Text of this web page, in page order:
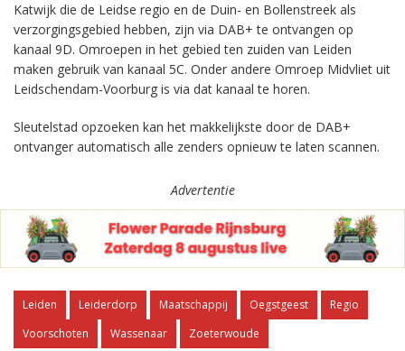
Katwijk die de Leidse regio en de Duin- en Bollenstreek als
verzorgingsgebied hebben, zijn via DAB+ te ontvangen op
kanaal 9D. Omroepen in het gebied ten zuiden van Leiden
maken gebruik van kanaal 5C. Onder andere Omroep Midvliet uit
Leidschendam-Voorburg is via dat kanaal te horen.
Sleutelstad opzoeken kan het makkelijkste door de DAB+
ontvanger automatisch alle zenders opnieuw te laten scannen.
Advertentie
Leiden Leiderdorp Maatschappij Oegstgeest
Regio
Voorschoten
Wassenaar Zoeterwoude